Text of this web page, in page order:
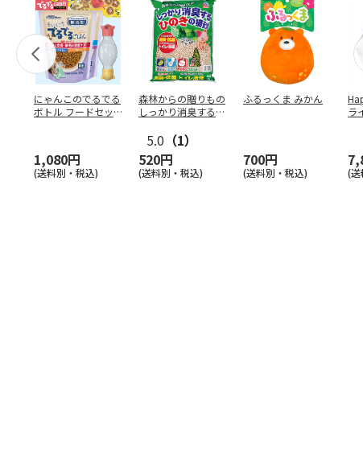
にゃんこのでるでる
ボトル フードセッ
1,080円
(送料別・税込)
森林からの贈りもの
しっかり消臭するひ
5.0 （1）
520円
(送料別・税込)
ふるっくま みかん
700円
(送料別・税込)
ラ
(送